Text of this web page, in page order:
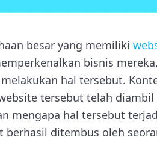
besar yang memiliki
bisnis
hal tersebut.
tersebut telah
mengapa hal tersebut
ditembus oleh